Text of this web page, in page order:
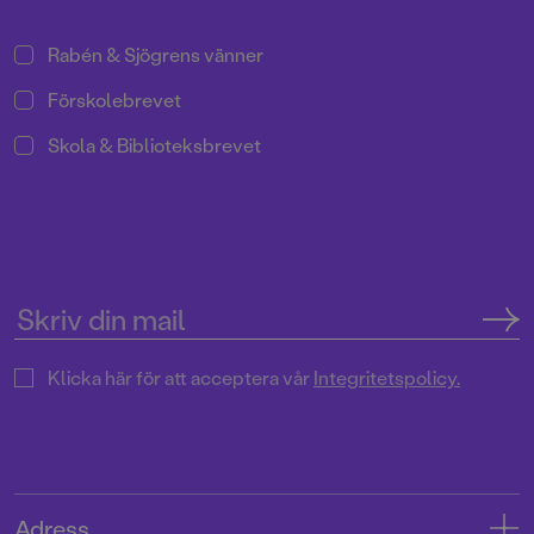
Rabén & Sjögrens vänner
Förskolebrevet
Skola & Biblioteksbrevet
Klicka här för att acceptera vårIntegritetspolicy.